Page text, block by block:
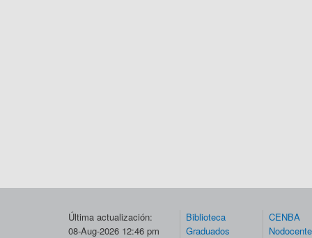
Última actualización:
08-Aug-2026 12:46 pm
Biblioteca
Graduados
CENBA